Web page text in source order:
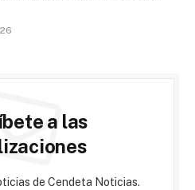
a las
de Cendeta Noticias.